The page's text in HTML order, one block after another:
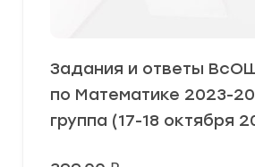
Задания и ответы
по Математике 2023-
группа (17-18 октября